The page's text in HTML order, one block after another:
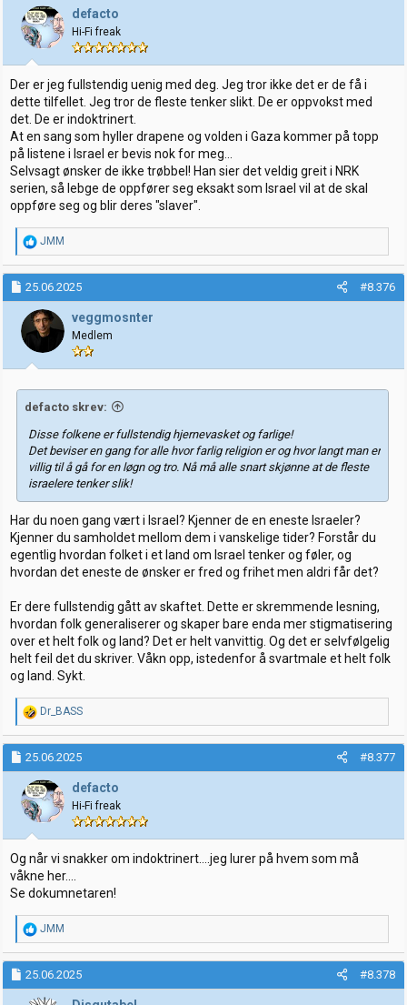
defacto
Hi-Fi freak
Der er jeg fullstendig uenig med deg. Jeg tror ikke det er de få i
dette tilfellet. Jeg tror de fleste tenker slikt. De er oppvokst med
det. De er indoktrinert.
At en sang som hyller drapene og volden i Gaza kommer på topp
på listene i Israel er bevis nok for meg...
Selvsagt ønsker de ikke trøbbel! Han sier det veldig greit i NRK
serien, så lebge de oppfører seg eksakt som Israel vil at de skal
oppføre seg og blir deres "slaver".
R
e
a
k
j
o
n
e
r
JMM
25.06.2025 #8.376
veggmosnter
Medlem
defacto skrev:
Disse folkene er fullstendig hjernevasket og farlige!
Det beviser en gang for alle hvor farlig religion er og hvor langt man er
villig til å gå for en løgn og tro. Nå må alle snart skjønne at de fleste
israelere tenker slik!
Har du noen gang vært i Israel? Kjenner de en eneste Israeler?
Kjenner du samholdet mellom dem i vanskelige tider? Forstår du
egentlig hvordan folket i et land om Israel tenker og føler, og
hvordan det eneste de ønsker er fred og frihet men aldri får det?
Er dere fullstendig gått av skaftet. Dette er skremmende lesning,
hvordan folk generaliserer og skaper bare enda mer stigmatisering
over et helt folk og land? Det er helt vanvittig. Og det er selvfølgelig
helt feil det du skriver. Våkn opp, istedenfor å svartmale et helt folk
og land. Sykt.
R
e
a
k
j
o
n
e
r
:
Dr_BASS
25.06.2025 #8.377
defacto
Hi-Fi freak
Og når vi snakker om indoktrinert....jeg lurer på hvem som må
våkne her....
Se dokumnetaren!
R
e
a
k
j
JMM
25.06.2025 #8.378